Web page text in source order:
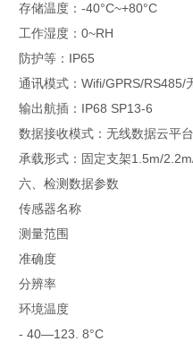
存储温度：-40°C~+80°C
工作湿度：0~RH
防护等：IP65
通讯模式：Wifi/GPRS/RS485/
输出航插：IP68 SP13-6
数据接收模式：无线数据云平台
承载形式：固定支架1.5m/
六、检测数据参数
传感器名称
测量范围
准确度
分辨率
环境温度
- 40—123. 8°C